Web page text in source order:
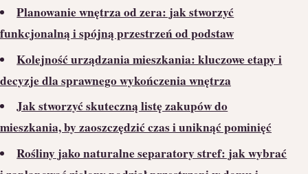
Planowanie wnętrza od zera: jak stworzyć
funkcjonalną i spójną przestrzeń od podstaw
Kolejność urządzania mieszkania: kluczowe etapy i
decyzje dla sprawnego wykończenia wnętrza
Jak stworzyć skuteczną listę zakupów do
mieszkania, by zaoszczędzić czas i uniknąć pominięć
Rośliny jako naturalne separatory stref: jak wybrać